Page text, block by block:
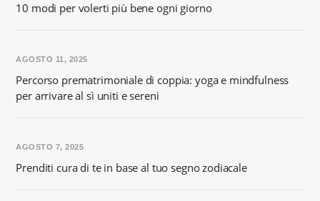
10 modi per volerti più bene ogni giorno
Percorso prematrimoniale di coppia: yoga e mindfulness
per arrivare al sì uniti e sereni
AGOSTO 11, 2025
Prenditi cura di te in base al tuo segno zodiacale
AGOSTO 7, 2025